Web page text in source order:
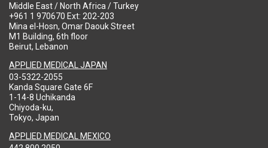
Middle East / North Africa / Turkey
+961 1 970670 Ext: 202-203
Mina el-Hosn, Omar Daouk Street
M1 Building, 6th floor
Beirut, Lebanon
APPLIED MEDICAL JAPAN
03-5322-2055
Kanda Square Gate 6F
1-14-8 Uchikanda
Chiyoda-ku,
Tokyo, Japan
APPLIED MEDICAL MEXICO